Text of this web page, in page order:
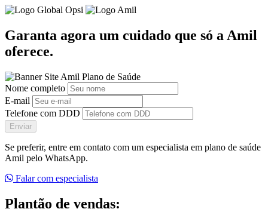
Garanta agora um cuidado que só a Amil
oferece.
Nome completo
E-mail
Telefone com DDD
Enviar
Se preferir, entre em contato com um especialista em plano de saúde
Amil pelo WhatsApp.
Falar com especialista
Plantão de vendas: